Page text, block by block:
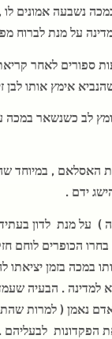
אמונים לו ,
על מנת לברוח
ספורים לאחר
אימץ אותו
לב כשנשאר במכה
, במיוחד
ידם .
) על מנת לדון
הכופרים לוחם
במכה בזמן
למדינה . הבעיה
נאמן ( למרות
הפקדונות לבעליהם .